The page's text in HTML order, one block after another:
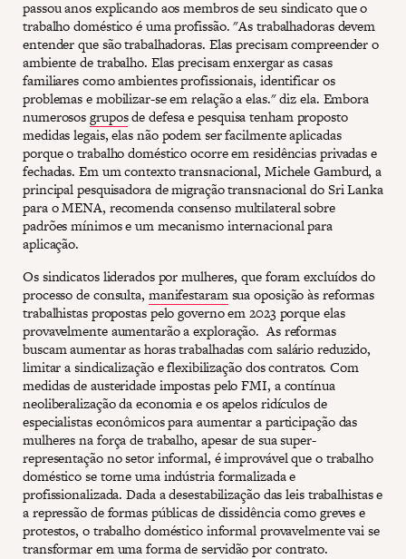
passou anos explicando aos membros de seu sindicato que o
trabalho doméstico é uma profissão. "As trabalhadoras devem
entender que são trabalhadoras. Elas precisam compreender o
ambiente de trabalho. Elas precisam enxergar as casas
familiares como ambientes profissionais, identificar os
problemas e mobilizar-se em relação a elas." diz ela. Embora
numerososgruposde defesa e pesquisa tenham proposto
medidas legais, elas não podem ser facilmente aplicadas
porque o trabalho doméstico ocorre em residências privadas e
fechadas. Em um contexto transnacional, Michele Gamburd, a
principal pesquisadora de migração transnacional do Sri Lanka
para o MENA, recomenda consenso multilateral sobre
padrões mínimos e um mecanismo internacional para
aplicação.
Os sindicatos liderados por mulheres, que foram excluídos do
processo de consulta, manifestaramsua oposição às reformas
trabalhistas propostas pelo governo em 2023 porque elas
provavelmente aumentarão a exploração. As reformas
buscam aumentar as horas trabalhadas com salário reduzido,
limitar a sindicalização e flexibilização dos contratos. Com
medidas de austeridade impostas pelo FMI, a contínua
neoliberalização da economia e os apelos ridículos de
especialistas econômicos para aumentar a participação das
mulheres na força de trabalho, apesar de sua super-
representação no setor informal, é improvável que o trabalho
doméstico se torne uma indústria formalizada e
profissionalizada. Dada a desestabilização das leis trabalhistas e
a repressão de formas públicas de dissidência como greves e
protestos, o trabalho doméstico informal provavelmente vai se
transformar em uma forma de servidão por contrato.